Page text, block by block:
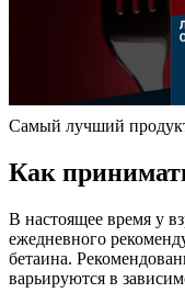
Самый лучший
Как
В настоящее время у
ежедневного
бетаина.
варьируются в